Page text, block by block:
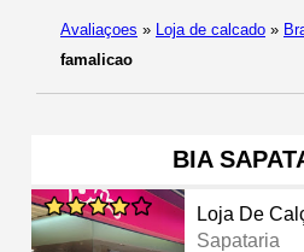
Avaliaçoes » Loja de calcado »
famalicao
BIA
Loja De
Sapataria